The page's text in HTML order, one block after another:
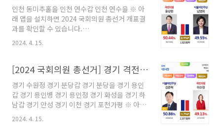
인천 동미추홀을 인천 연수갑 인천 연수을 ※ 아
래 앱을 설치하면 2024 국회의원 총선거 개표결
과를 확인할 수 있습니다.
https://play.google.com/store/apps/details?
id=me.yogurthelp.election 선거끝판
앱 2024년 국회의원 선거 정보 / 역대 국회의원 /
2024. 4. 15.
[2024 국회의원 총선거] 경기 격전지 개표결과
경기 수원정 경기 분당갑 경기 분당을 경기 용인
갑 경기 용인병 경기 용인정 경기 화성을 경기 하
남갑 경기 안성 경기 이천 경기 포천가평 ※ 아래
앱을 설치하면 2024 국회의원 총선거 개표결과
를 확인할 수 있습니다.
2024. 4. 15.